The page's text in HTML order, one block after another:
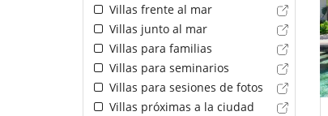
Villas frente al mar
Villas junto al mar
Villas para familias
Villas para seminarios
Villas para sesiones de fotos
Villas próximas a la ciudad